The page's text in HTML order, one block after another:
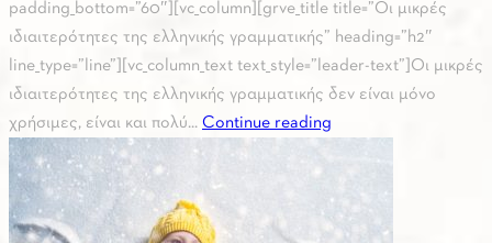
padding_bottom=”60″][vc_column][grve_title title=”Οι μικρές
ιδιαιτερότητες της ελληνικής γραμματικής” heading=”h2″
line_type=”line”][vc_column_text text_style=”leader-text”]Οι μικρές
ιδιαιτερότητες της ελληνικής γραμματικής δεν είναι μόνο
χρήσιμες, είναι και πολύ... Continue reading